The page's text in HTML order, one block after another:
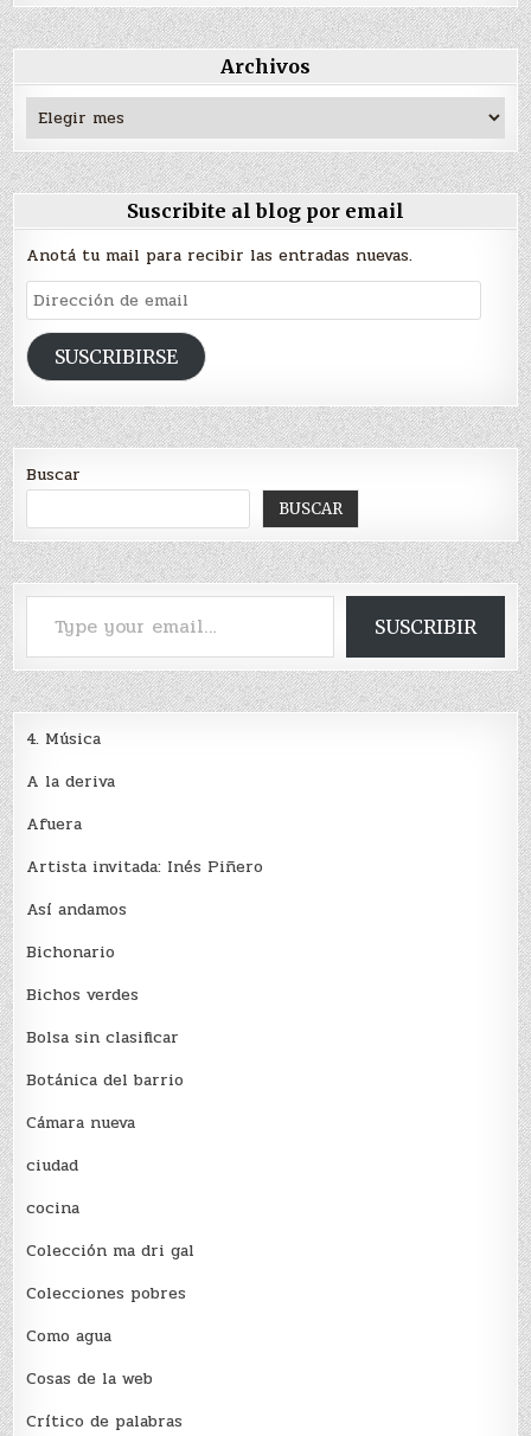
Archivos
Archivos
Suscribite al blog por email
Anotá tu mail para recibir las entradas nuevas.
Dirección
de
emailSUSCRIBIRSE
Buscar
BUSCAR
Type your email…
SUSCRIBIR
4. Música
A la deriva
Afuera
Artista invitada: Inés Piñero
Así andamos
Bichonario
Bichos verdes
Bolsa sin clasificar
Botánica del barrio
Cámara nueva
ciudad
cocina
Colección ma dri gal
Colecciones pobres
Como agua
Cosas de la web
Crítico de palabras